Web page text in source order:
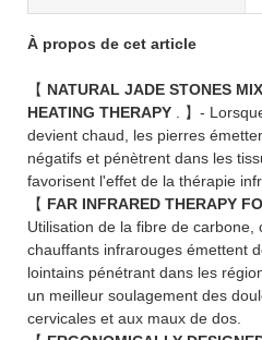
À propos de cet article
【 NATURAL JADE STONES
HEATING THERAPY
. 】-
devient chaud, les pierres
négatifs et pénètrent dans les
favorisent l'effet de la thérapie
【 FAR INFRARED THERAPY
Utilisation de la fibre de carbone,
chauffants infrarouges émettent
lointains pénétrant dans les
un meilleur soulagement des
cervicales et aux maux de dos.